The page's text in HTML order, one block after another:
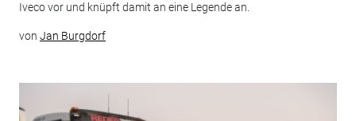
Iveco vor und knüpft damit an eine Legende an.
von Jan Burgdorf